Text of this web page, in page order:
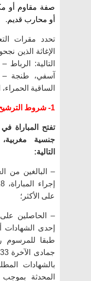
صفة مقاوم أو
أو محارب قديم.
تحدد مقرات
الإغاثة الذين
التالية:
آسفي، طنجة –
الساقية
1- شروط الترشيح:
تفتح المباراة
جنسية
التالية:
– البالغين من
على الأكثر؛
– الحاصلين على
إحدى الشهادات
بالشهادات
المحدثة